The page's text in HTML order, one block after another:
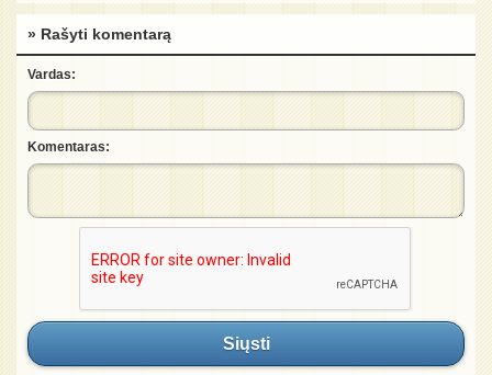
» Rašyti komentarą
Vardas:
Komentaras:
Siųsti